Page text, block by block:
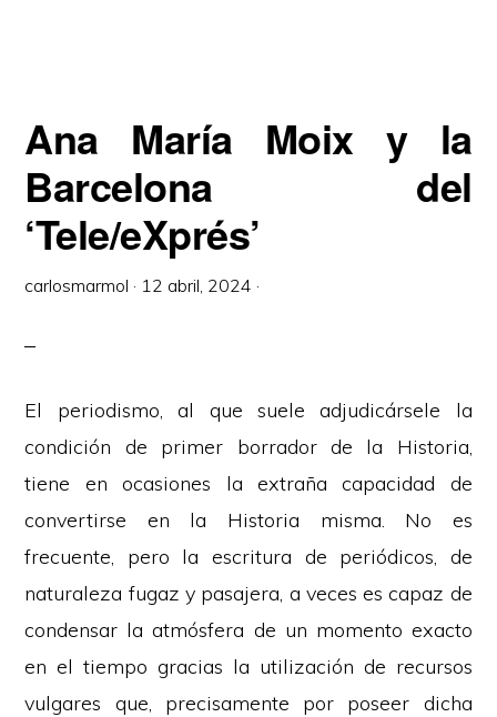
Ana María Moix y la
Barcelona del
‘Tele/eXprés’
carlosmarmol · 12 abril, 2024 ·
El periodismo, al que suele adjudicársele la
condición de primer borrador de la Historia,
tiene en ocasiones la extraña capacidad de
convertirse en la Historia misma. No es
frecuente, pero la escritura de periódicos, de
naturaleza fugaz y pasajera, a veces es capaz de
condensar la atmósfera de un momento exacto
en el tiempo gracias la utilización de recursos
vulgares que, precisamente por poseer dicha